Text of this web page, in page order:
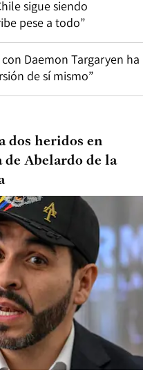
sigue siendo
pese a todo”
Daemon Targaryen ha
de sí mismo”
dos heridos en
Abelardo de la